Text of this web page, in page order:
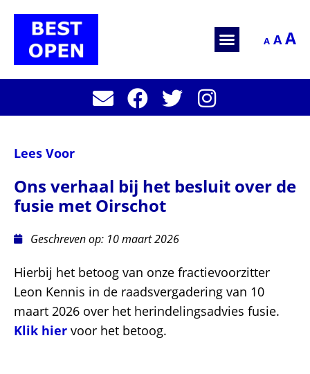
A A A
Lees Voor
Ons verhaal bij het besluit over de
fusie met Oirschot
Geschreven op: 10 maart 2026
Hierbij het betoog van onze fractievoorzitter
Leon Kennis in de raadsvergadering van 10
maart 2026 over het herindelingsadvies fusie.
Klik hier voor het betoog.